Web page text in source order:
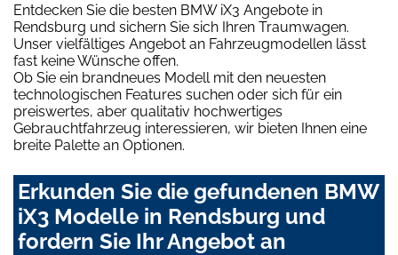
Entdecken Sie die besten BMW iX3 Angebote in
Rendsburg und sichern Sie sich Ihren Traumwagen.
Unser vielfältiges Angebot an Fahrzeugmodellen lässt
fast keine Wünsche offen.
Ob Sie ein brandneues Modell mit den neuesten
technologischen Features suchen oder sich für ein
preiswertes, aber qualitativ hochwertiges
Gebrauchtfahrzeug interessieren, wir bieten Ihnen eine
breite Palette an Optionen.
Erkunden Sie die gefundenen BMW
iX3 Modelle in Rendsburg und
fordern Sie Ihr Angebot an